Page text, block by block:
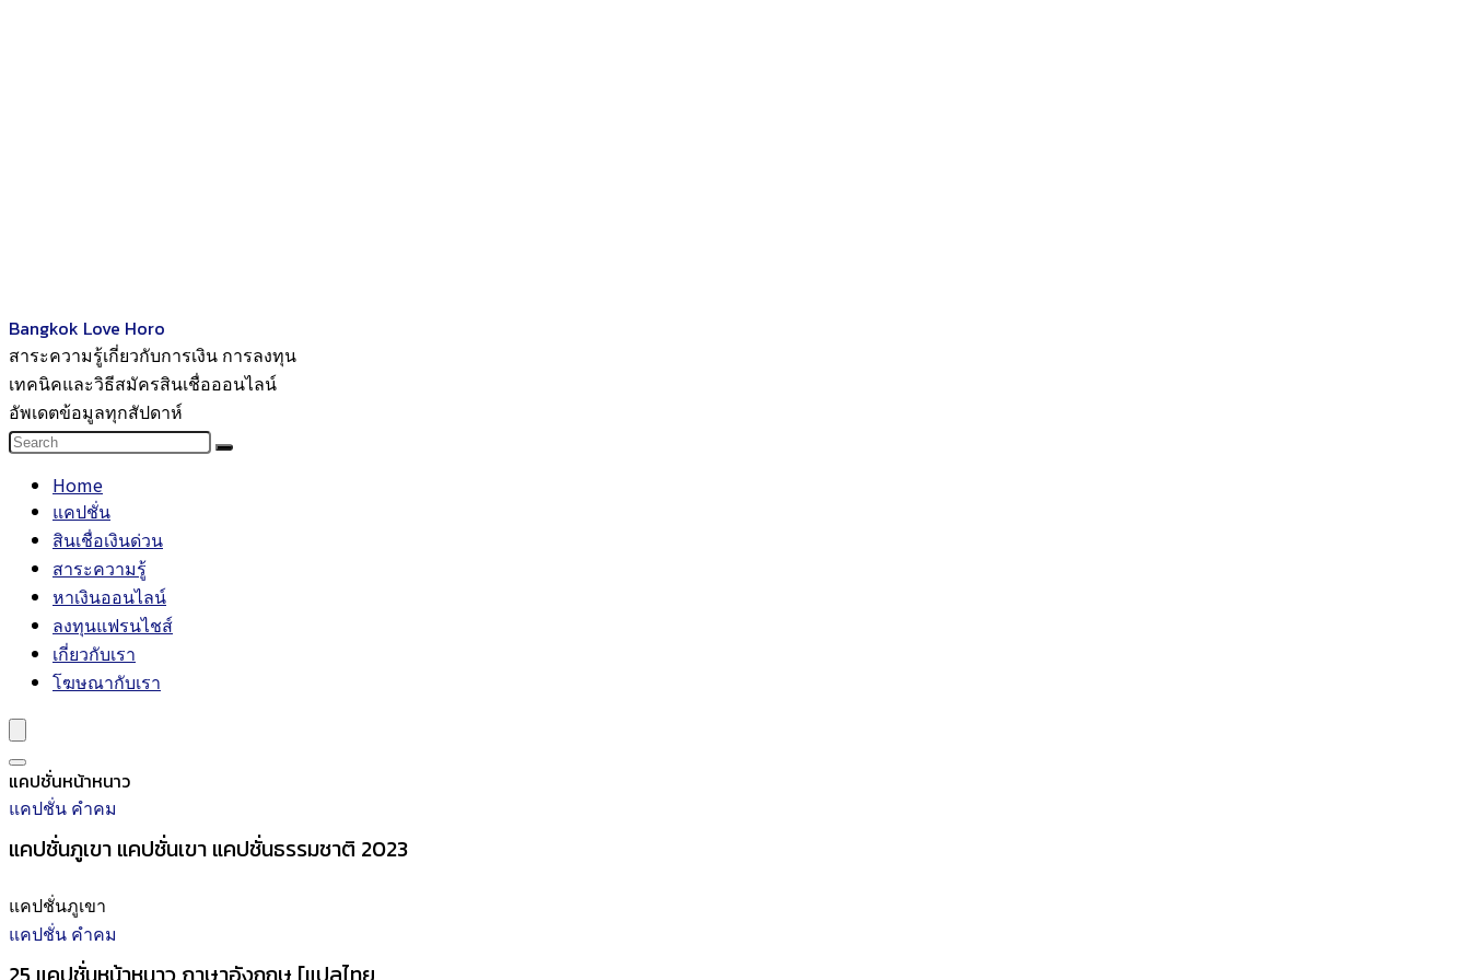
Bangkok Love Horo
สาระความรู้เกี่ยวกับการเงิน การลงทุน
เทคนิคและวิธีสมัครสินเชื่อออนไลน์
อัพเดตข้อมูลทุกสัปดาห์
Home
แคปชั่น
สินเชื่อเงินด่วน
สาระความรู้
หาเงินออนไลน์
ลงทุนแฟรนไชส์
เกี่ยวกับเรา
โฆษณากับเรา
แคปชั่นหน้าหนาว
แคปชั่น คำคม
แคปชั่นภูเขา แคปชั่นเขา แคปชั่นธรรมชาติ 2023
แคปชั่นภูเขา
แคปชั่น คำคม